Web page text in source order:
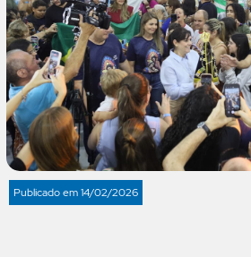
Publicado em14/02/2026